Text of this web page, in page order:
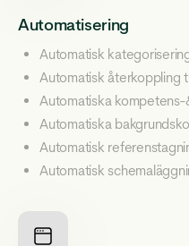
Automatisering
Automatisk
Automatisk återkoppling
Automatiska
Automatiska
Automatisk
Automatisk